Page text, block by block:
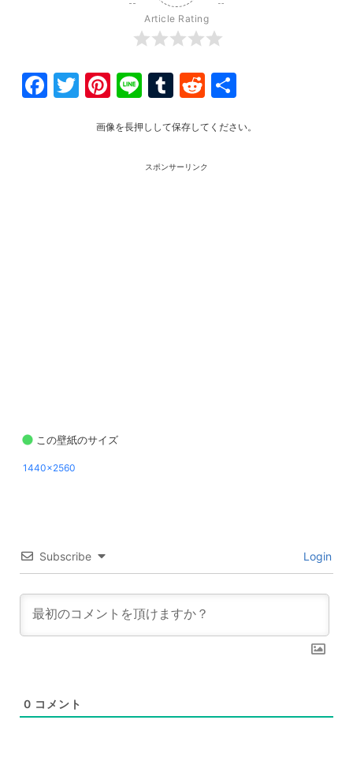
Article Rating
Facebook
Twitter
Pinterest
LineTumblr
Reddit
画像を長押しして保存してください。
スポンサーリンク
この壁紙のサイズ
1440x2560
Subscribe Login
0 コメント